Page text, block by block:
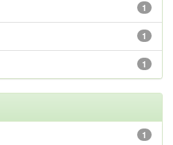
1
1
1
1